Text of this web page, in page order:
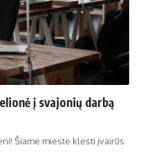
į svajonių darbą
Šiame mieste klesti įvairūs